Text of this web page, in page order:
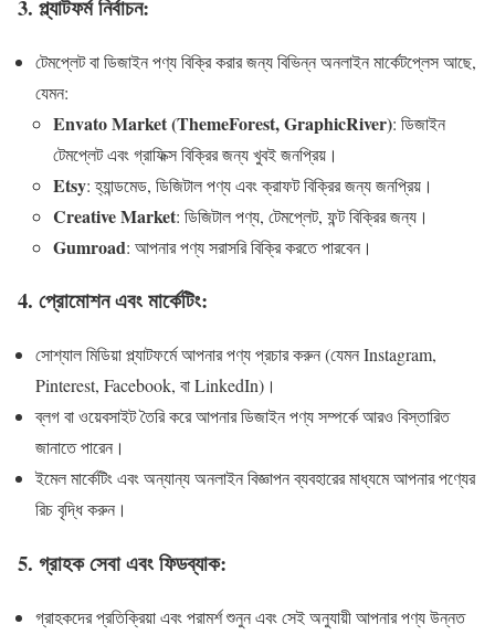
3. প্ল্যাটফর্ম নির্বাচন:
টেমপ্লেট বা ডিজাইন পণ্য বিক্রি করার জন্য বিভিন্ন অনলাইন মার্কেটপ্লেস আছে,
যেমন:
Envato Market (ThemeForest, GraphicRiver): ডিজাইন
টেমপ্লেট এবং গ্রাফিক্স বিক্রির জন্য খুবই জনপ্রিয়।
Etsy: হ্যান্ডমেড, ডিজিটাল পণ্য এবং ক্রাফট বিক্রির জন্য জনপ্রিয়।
Creative Market: ডিজিটাল পণ্য, টেমপ্লেট, ফন্ট বিক্রির জন্য।
Gumroad: আপনার পণ্য সরাসরি বিক্রি করতে পারবেন।
4. প্রোমোশন এবং মার্কেটিং:
সোশ্যাল মিডিয়া প্ল্যাটফর্মে আপনার পণ্য প্রচার করুন (যেমন Instagram,
Pinterest, Facebook, বা LinkedIn)।
ব্লগ বা ওয়েবসাইট তৈরি করে আপনার ডিজাইন পণ্য সম্পর্কে আরও বিস্তারিত
জানাতে পারেন।
ইমেল মার্কেটিং এবং অন্যান্য অনলাইন বিজ্ঞাপন ব্যবহারের মাধ্যমে আপনার পণ্যের
রিচ বৃদ্ধি করুন।
5. গ্রাহক সেবা এবং ফিডব্যাক:
গ্রাহকদের প্রতিক্রিয়া এবং পরামর্শ শুনুন এবং সেই অনুযায়ী আপনার পণ্য উন্নত